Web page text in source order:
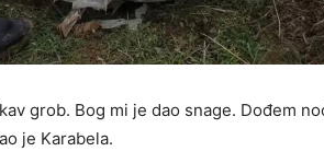
grob. Bog mi je dao snage. Dođem
je Karabela.